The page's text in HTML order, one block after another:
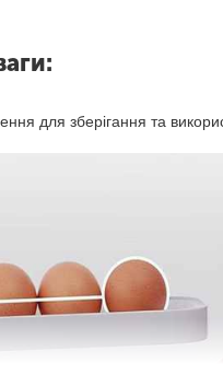
для зберігання та